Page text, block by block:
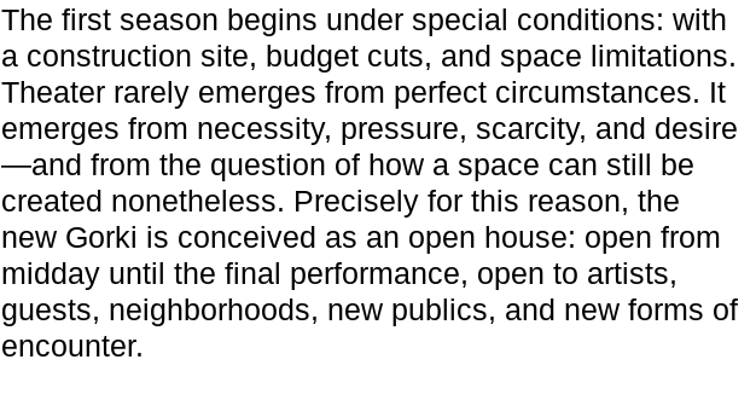
The first season begins under special conditions: with
a construction site, budget cuts, and space limitations.
Theater rarely emerges from perfect circumstances. It
emerges from necessity, pressure, scarcity, and desire
—and from the question of how a space can still be
created nonetheless. Precisely for this reason, the
new Gorki is conceived as an open house: open from
midday until the final performance, open to artists,
guests, neighborhoods, new publics, and new forms of
encounter.